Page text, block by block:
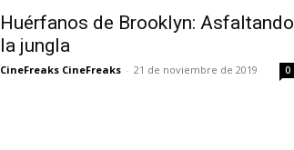
Huérfanos de Brooklyn: Asfaltando
la jungla
CineFreaks CineFreaks - 21 de noviembre de 2019 0